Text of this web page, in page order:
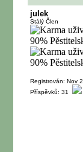
julek
Stálý Člen
Registrován: Nov
Příspěvků: 31